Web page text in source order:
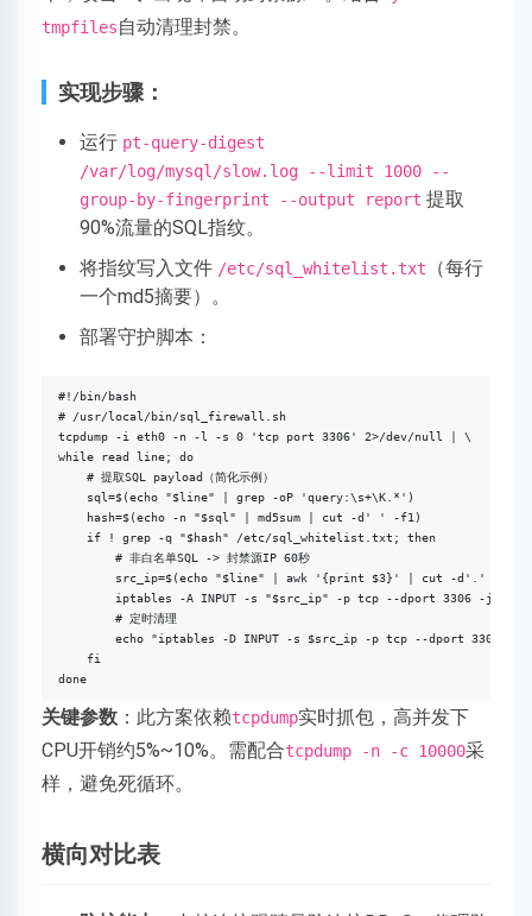
tmpfiles自动清理封禁。
实现步骤：
运行 pt-query-digest
/var/log/mysql/slow.log --limit 1000 --
group-by-fingerprint --output report 提取
90%流量的SQL指纹。
将指纹写入文件 /etc/sql_whitelist.txt
（每行
一个md5摘要）。
部署守护脚本：
#!/bin/bash
# /usr/local/bin/sql_firewall.sh
tcpdump -i eth0 -n -l -s 0 'tcp port 3306' 2>/dev/null | \
while read line; do
    # 提取SQL payload（简化示例）
    sql=$(echo "$line" | grep -oP 'query:\s+\K.*')
    hash=$(echo -n "$sql" | md5sum | cut -d' ' -f1)
    if ! grep -q "$hash" /etc/sql_whitelist.txt; then
        # 非白名单SQL -> 封禁源IP 60秒
src_ip=$(echo "$line" | awk '{print $3}' | cut -d'.' -f1-
iptables -A INPUT -s "$src_ip" -p tcp --dport 3306 -j
        # 定时清理
echo "iptables -D INPUT -s $src_ip -p tcp --dport 3306 -j
    fi
done
关键参数 ：此方案依赖tcpdump实时抓包，高并发下
CPU开销约5%~10%。需配合tcpdump -n -c 10000采
样，避免死循环。
横向对比表